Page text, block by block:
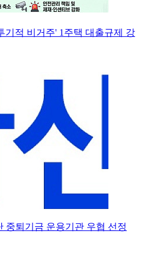
적 비거주' 1주택 대출규제 강
중퇴기금 운용기관 우협 선정